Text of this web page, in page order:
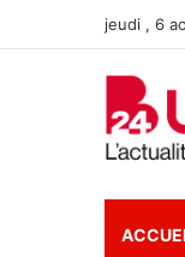
jeudi , 6